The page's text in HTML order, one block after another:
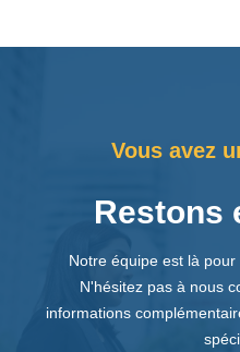
Vous avez
Restons
Notre équipe est là
N'hésitez pas à nous
informations